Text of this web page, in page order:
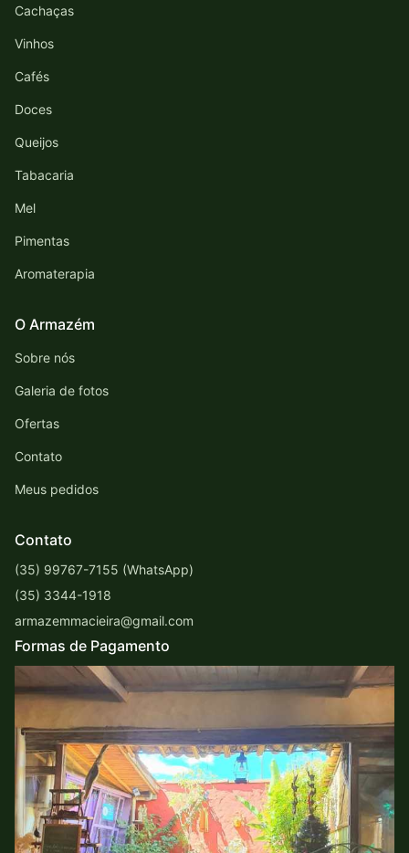
Cachaças
Vinhos
Cafés
Doces
Queijos
Tabacaria
Mel
Pimentas
Aromaterapia
O Armazém
Sobre nós
Galeria de fotos
Ofertas
Contato
Meus pedidos
Contato
(35) 99767-7155 (WhatsApp)
(35) 3344-1918
armazemmacieira@gmail.com
Formas de Pagamento